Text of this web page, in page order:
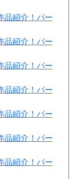
品紹介！パー
品紹介！パー
品紹介！パー
品紹介！パー
品紹介！パー
品紹介！パー
品紹介！パー